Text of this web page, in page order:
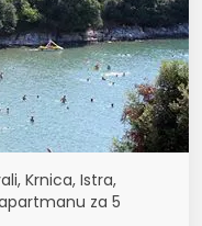
Krnica, Istra,
za 5